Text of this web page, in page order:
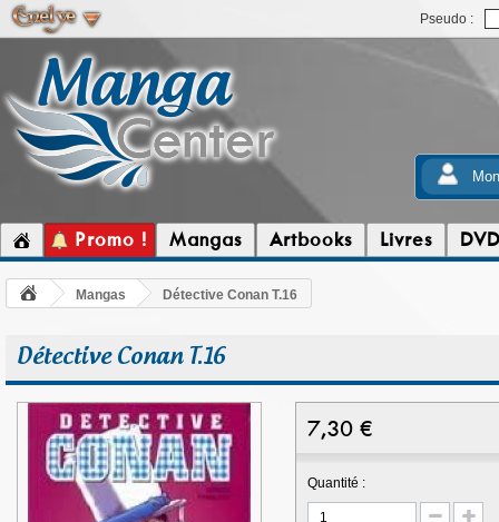
Pseudo :
Promo ! Mangas Artbooks Livres DVD
Mangas Détective Conan T.16
Détective Conan T.16
7,30 €
Quantité :